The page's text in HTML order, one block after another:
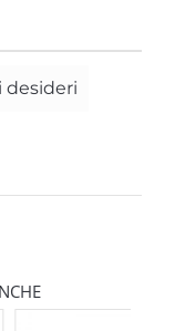
desideri